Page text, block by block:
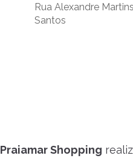
Rua Alexandre
Santos
Praiamar Shopping